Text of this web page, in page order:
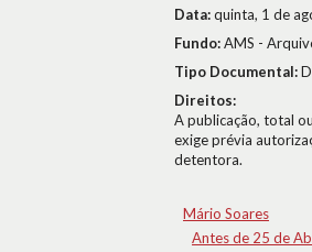
Data:quinta, 1 de
Fundo:AMS -
Tipo Documental:
Direitos:
A publicação, total
exige prévia
detentora.
Mário Soares
Antes de 25 de